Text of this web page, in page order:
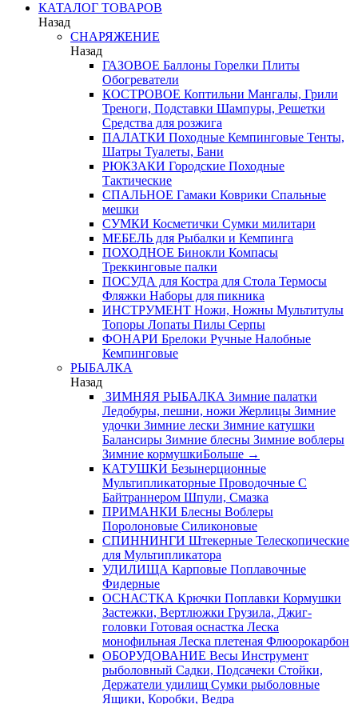
КАТАЛОГ ТОВАРОВ
Назад
СНАРЯЖЕНИЕ
Назад
ГАЗОВОЕ Баллоны Горелки Плиты
Обогреватели
КОСТРОВОЕ Коптильни Мангалы, Грили
Треноги, Подставки Шампуры, Решетки
Средства для розжига
ПАЛАТКИ Походные Кемпинговые Тенты,
Шатры Туалеты, Бани
РЮКЗАКИ Городские Походные
Тактические
СПАЛЬНОЕ Гамаки Коврики Спальные
мешки
СУМКИ Косметички Сумки милитари
МЕБЕЛЬ для Рыбалки и Кемпинга
ПОХОДНОЕ Бинокли Компасы
Треккинговые палки
ПОСУДА для Костра для Стола Термосы
Фляжки Наборы для пикника
ИНСТРУМЕНТ Ножи, Ножны Мультитулы
Топоры Лопаты Пилы Серпы
ФОНАРИ Брелоки Ручные Налобные
Кемпинговые
РЫБАЛКА
Назад
ЗИМНЯЯ РЫБАЛКА Зимние палатки
Ледобуры, пешни, ножи Жерлицы Зимние
удочки Зимние лески Зимние катушки
Балансиры Зимние блесны Зимние воблеры
Зимние кормушкиБольше →
КАТУШКИ Безынерционные
Мультипликаторные Проводочные С
Байтраннером Шпули, Смазка
ПРИМАНКИ Блесны Воблеры
Поролоновые Силиконовые
СПИННИНГИ Штекерные Телескопические
для Мультипликатора
УДИЛИЩА Карповые Поплавочные
Фидерные
ОСНАСТКА Крючки Поплавки Кормушки
Застежки, Вертлюжки Грузила, Джиг-
головки Готовая оснастка Леска
монофильная Леска плетеная Флюорокарбон
ОБОРУДОВАНИЕ Весы Инструмент
рыболовный Садки, Подсачеки Стойки,
Держатели удилищ Сумки рыболовные
Ящики, Коробки, Ведра